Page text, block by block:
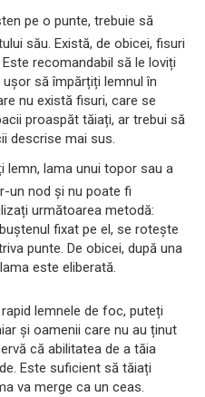
pe o punte, trebuie să
său. Există, de obicei, fisuri
recomandabil să le loviți
să împărțiți lemnul în
nu există fisuri, care se
proaspăt tăiați, ar trebui să
descrise mai sus.
lemn, lama unui topor sau a
un nod și nu poate fi
următoarea metodă:
fixat pe el, se rotește
punte. De obicei, după una
este eliberată.
lemnele de foc, puteți
și oamenii care nu au ținut
că abilitatea de a tăia
Este suficient să tăiați
va merge ca un ceas.